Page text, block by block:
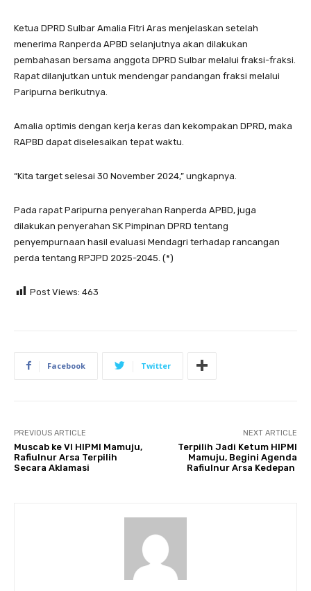
Ketua DPRD Sulbar Amalia Fitri Aras menjelaskan setelah
menerima Ranperda APBD selanjutnya akan dilakukan
pembahasan bersama anggota DPRD Sulbar melalui fraksi-fraksi.
Rapat dilanjutkan untuk mendengar pandangan fraksi melalui
Paripurna berikutnya.
Amalia optimis dengan kerja keras dan kekompakan DPRD, maka
RAPBD dapat diselesaikan tepat waktu.
“Kita target selesai 30 November 2024,” ungkapnya.
Pada rapat Paripurna penyerahan Ranperda APBD, juga
dilakukan penyerahan SK Pimpinan DPRD tentang
penyempurnaan hasil evaluasi Mendagri terhadap rancangan
perda tentang RPJPD 2025-2045. (*)
Post Views: 463
Facebook Twitter
PREVIOUS ARTICLE
Muscab ke VI HIPMI Mamuju,
Rafiulnur Arsa Terpilih
Secara Aklamasi
NEXT ARTICLE
Terpilih Jadi Ketum HIPMI
Mamuju, Begini Agenda
Rafiulnur Arsa Kedepan